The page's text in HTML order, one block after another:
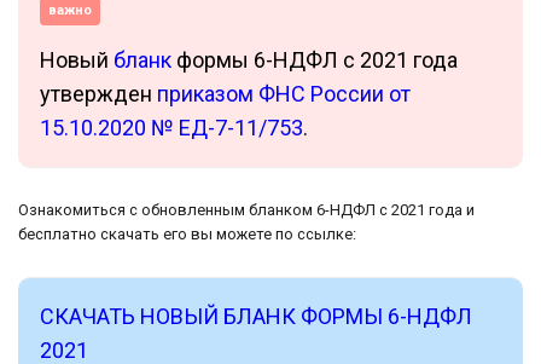
важно
Новый бланк формы 6-НДФЛ с 2021 года
утвержден приказом ФНС России от
15.10.2020 № ЕД-7-11/753.
Ознакомиться с обновленным бланком 6-НДФЛ с 2021 года и
бесплатно скачать его вы можете по ссылке:
СКАЧАТЬ НОВЫЙ БЛАНК ФОРМЫ 6-НДФЛ
2021